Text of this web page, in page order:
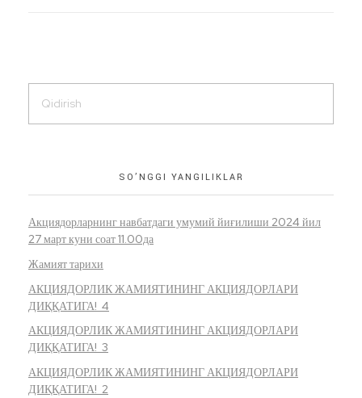
SO’NGGI YANGILIKLAR
Акциядорларнинг навбатдаги умумий йиғилиши 2024 йил
27 март куни соат 11.00да
Жамият тарихи
АКЦИЯДОРЛИК ЖАМИЯТИНИНГ АКЦИЯДОРЛАРИ
ДИҚҚАТИГА! 4
АКЦИЯДОРЛИК ЖАМИЯТИНИНГ АКЦИЯДОРЛАРИ
ДИҚҚАТИГА! 3
АКЦИЯДОРЛИК ЖАМИЯТИНИНГ АКЦИЯДОРЛАРИ
ДИҚҚАТИГА! 2